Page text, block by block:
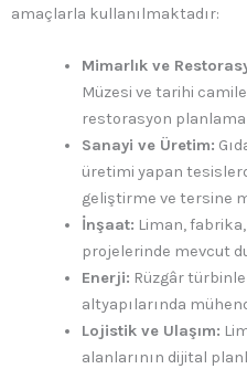
amaçlarla kullanılmaktadır:
Mimarlık ve
Müzesi ve tarihi
restorasyon
Sanayi ve Üretim:
üretimi yapan
geliştirme ve tersine
İnşaat: Liman,
projelerinde mevcut
Enerji: Rüzgâr
altyapılarında
Lojistik ve Ulaşım:
alanlarının dijital